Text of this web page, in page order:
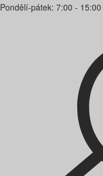
Pondělí-pátek: 7:00 - 15:00